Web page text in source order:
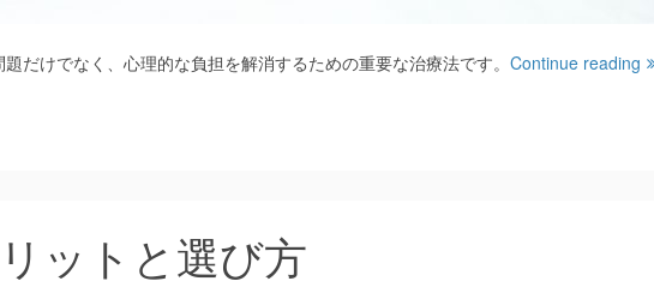
だけでなく、心理的な負担を解消するための重要な治療法です。 Continue reading
ットと選び方